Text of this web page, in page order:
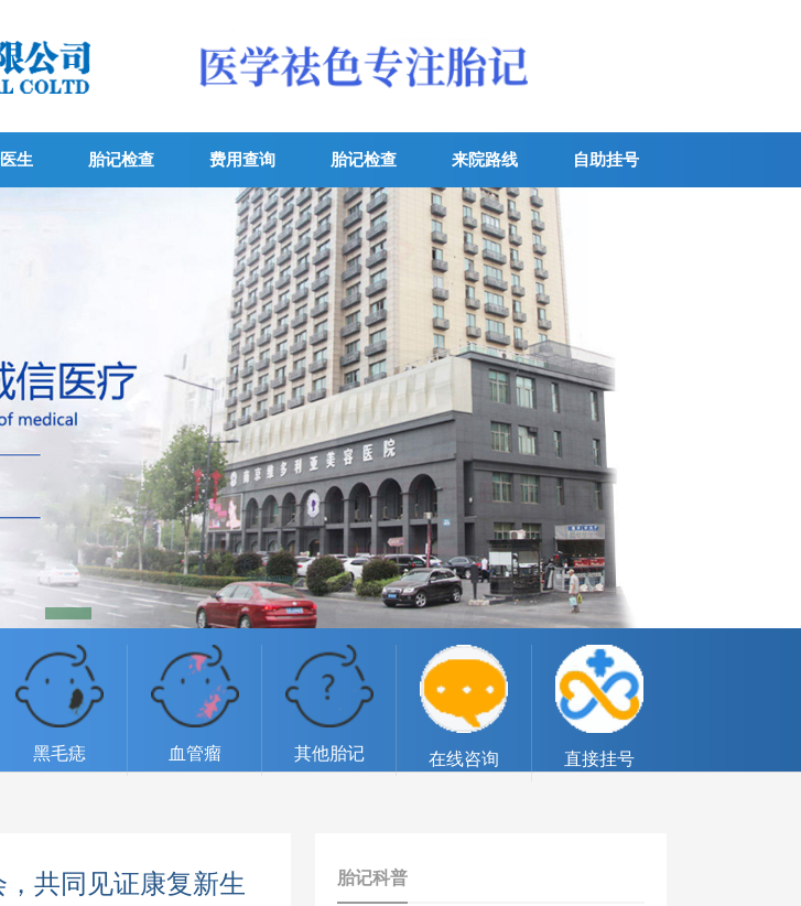
生 胎记检查 费用查询 胎记检查 来院路线 自助挂号
黑毛痣 血管瘤 其他胎记 在线咨询 直接挂号
共同见证康复新生 胎记科普